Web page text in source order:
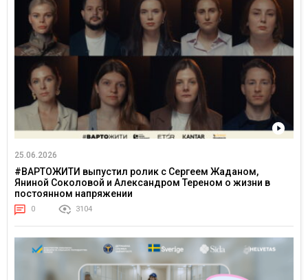
25.06.2026
#ВАРТОЖИТИ выпустил ролик с Сергеем Жаданом,
Яниной Соколовой и Александром Тереном о жизни в
постоянном напряжении
0 3104